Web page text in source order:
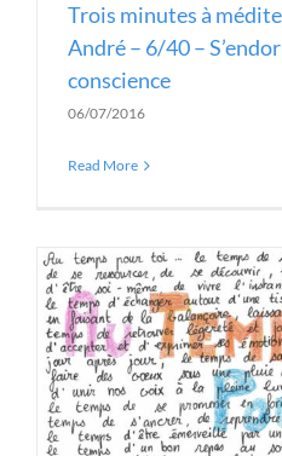
Trois minutes à
André – 6/40 –
conscience
06/07/2016
Read More